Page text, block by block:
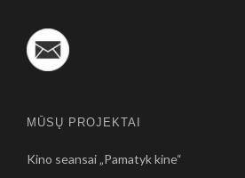
MŪSŲ PROJEKTAI
Kino seansai „Pamatyk kine“